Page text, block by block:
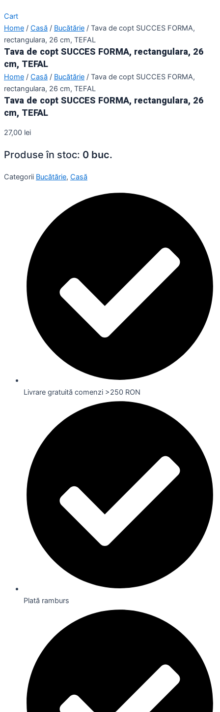
Cart
Home / Casă / Bucătărie / Tava de copt SUCCES FORMA,
rectangulara, 26 cm, TEFAL
Tava de copt SUCCES FORMA, rectangulara, 26
cm, TEFAL
Home / Casă / Bucătărie / Tava de copt SUCCES FORMA,
rectangulara, 26 cm, TEFAL
Tava de copt SUCCES FORMA, rectangulara, 26
cm, TEFAL
27,00 lei
Produse în stoc: 0 buc.
Categorii Bucătărie, Casă
Livrare gratuită comenzi >250 RON
Plată ramburs